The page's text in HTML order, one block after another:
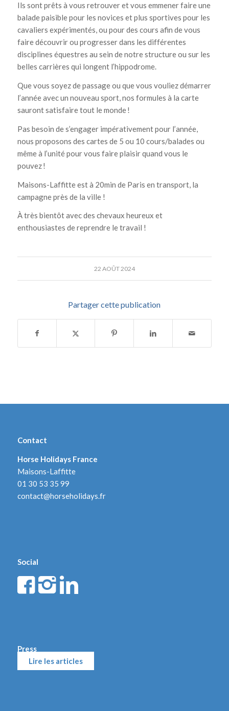
Ils sont prêts à vous retrouver et vous emmener faire une
balade paisible pour les novices et plus sportives pour les
cavaliers expérimentés, ou pour des cours afin de vous
faire découvrir ou progresser dans les différentes
disciplines équestres au sein de notre structure ou sur les
belles carrières qui longent l’hippodrome.
Que vous soyez de passage ou que vous vouliez démarrer
l’année avec un nouveau sport, nos formules à la carte
sauront satisfaire tout le monde !
Pas besoin de s’engager impérativement pour l’année,
nous proposons des cartes de 5 ou 10 cours/balades ou
même à l’unité pour vous faire plaisir quand vous le
pouvez !
Maisons-Laffitte est à 20min de Paris en transport, la
campagne près de la ville !
À très bientôt avec des chevaux heureux et
enthousiastes de reprendre le travail !
22 AOÛT 2024
Partager cette publication
Contact
Horse Holidays France
Maisons-Laffitte
01 30 53 35 99
contact@horseholidays.fr
Social
Press
Lire les articles